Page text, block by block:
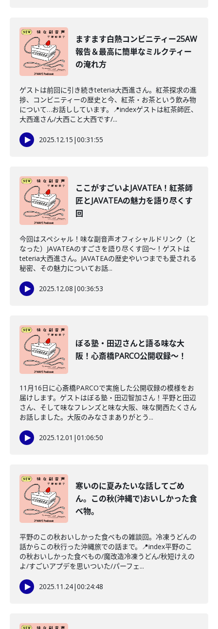
ますます白熱コンビニティー25AW
報告＆最高に簡単なミルクティー
の淹れ方
ゲストは前回に引き続きteteria大西進さん。紅茶探求の進
捗、コンビニティーの歴史と今、紅茶・お茶という飲み物
について…お話ししています。📍indexゲストは紅茶師匠、
大西進さん/大西こと大西です/...
2025.12.15 |00:31:55
ここがすごいよJAVATEA！紅茶師
匠とJAVATEAの魅力を語り尽くす
回
今回はスペシャル！味な副音声オフィシャルドリンク（と
なった）JAVATEAのすごさを語り尽くす回〜！ゲストは
teteria大西進さん。JAVATEAの歴史やいつまでも愛される
秘密、その魅力についてお話...
2025.12.08 |00:36:53
ぼる塾・田辺さんと語る味な大
阪！心斎橋PARCO公開収録〜！
11月16日に心斎橋PARCOで実施した公開収録の模様をお
届けします。ゲストはぼる塾・田辺智加さん！平野と田辺
さん、そして味なフレンズと味な大阪、味な関西たくさん
お話しました。大阪のみなさまありがとう...
2025.12.01 |01:06:50
寒いのに夏みたいな話してごめ
ん。この秋(沖縄で)おいしかった食
べ物。
平野のこの秋おいしかった食べもの雑談回。冷凍うどんの
話からこの秋行った沖縄旅での話まで。📍index平野のこ
の秋おいしかった食べもの/魔改造冷凍うどん/秋短けえの
よ/すごいアプデを思いついた/パーフェ...
2025.11.24|00:24:48